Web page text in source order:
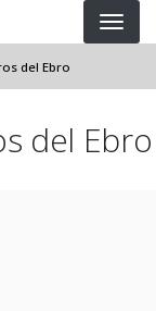
del Ebro
del Ebro